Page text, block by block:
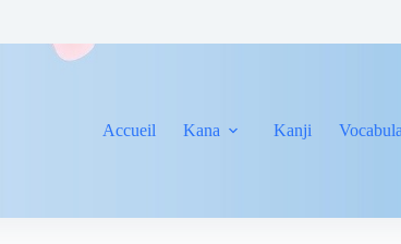
Accueil Kana Kanji